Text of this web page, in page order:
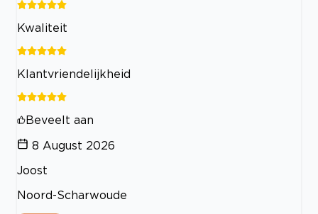
Kwaliteit
Klantvriendelijkheid
Beveelt aan
8 August 2026
Joost
Noord-Scharwoude